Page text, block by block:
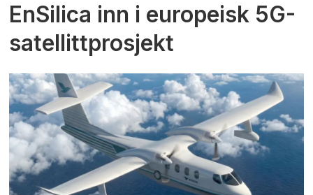
EnSilica inn i europeisk 5G-
satellittprosjekt